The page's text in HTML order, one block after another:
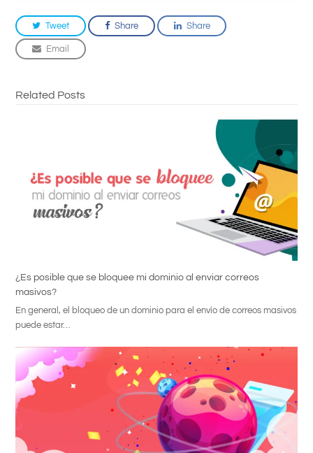
Tweet Share Share
Email
Related Posts
¿Es posible que se bloquee mi dominio al enviar correos
masivos?
En general, el bloqueo de un dominio para el envío de correos masivos
puede estar…